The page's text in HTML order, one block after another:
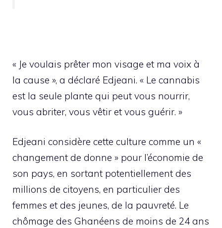
« Je voulais prêter mon visage et ma voix à
la cause », a déclaré Edjeani. « Le cannabis
est la seule plante qui peut vous nourrir,
vous abriter, vous vêtir et vous guérir. »
Edjeani considère cette culture comme un «
changement de donne » pour l’économie de
son pays, en sortant potentiellement des
millions de citoyens, en particulier des
femmes et des jeunes, de la pauvreté. Le
chômage des Ghanéens de moins de 24 ans